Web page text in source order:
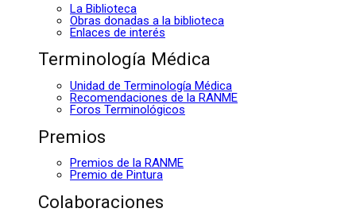
La Biblioteca
Obras donadas a la biblioteca
Enlaces de interés
Terminología Médica
Unidad de Terminología Médica
Recomendaciones de la RANME
Foros Terminológicos
Premios
Premios de la RANME
Premio de Pintura
Colaboraciones